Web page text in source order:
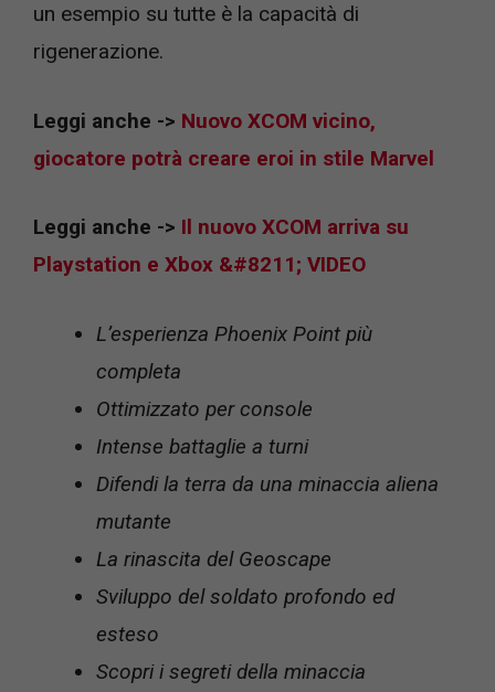
un esempio su tutte è la capacità di
rigenerazione.
Leggi anche -> Nuovo XCOM vicino,
giocatore potrà creare eroi in stile Marvel
Leggi anche -> Il nuovo XCOM arriva su
Playstation e Xbox &#8211; VIDEO
L’esperienza Phoenix Point più
completa
Ottimizzato per console
Intense battaglie a turni
Difendi la terra da una minaccia aliena
mutante
La rinascita del Geoscape
Sviluppo del soldato profondo ed
esteso
Scopri i segreti della minaccia